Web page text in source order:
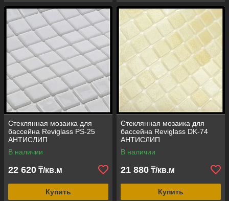
Стеклянная мозаика для
бассейна Reviglass PS-25
АНТИСЛИП
(противоскользящая, PS,
цвет - белый антислип)
В наличии
22 620 ₸/кв.м
Купить
Стеклянная мозаика для
бассейна Reviglass DK-74
АНТИСЛИП
(противоскользящая, DK,
цвет - песочный антислип)
В наличии
21 880 ₸/кв.м
Купить